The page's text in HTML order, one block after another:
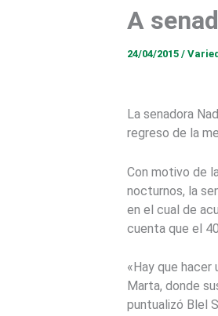
A
24/04/2015 /
La senadora
regreso de la
Con motivo de
nocturnos, la
en el cual de
cuenta que el
«Hay que
Marta, donde
puntualizó Blel